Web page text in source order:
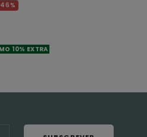
46%
10% EXTRA